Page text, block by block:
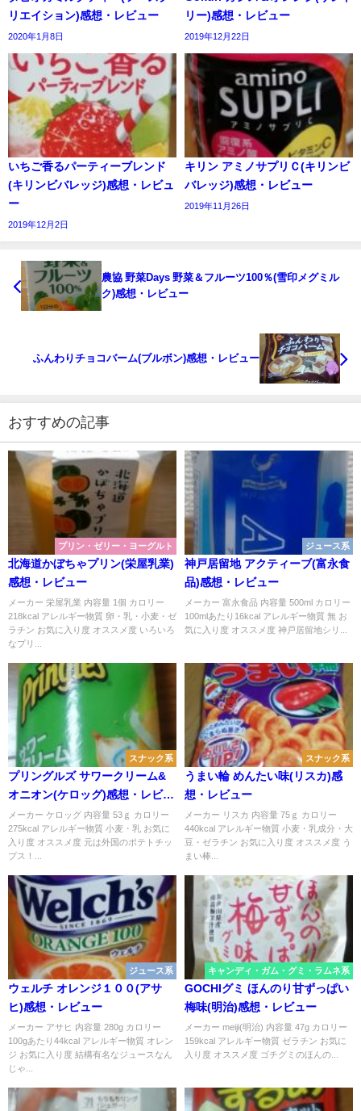
リエイション)感想・レビュー
2020年1月8日
リー)感想・レビュー
2019年12月22日
いちご香るパーティーブレンド
(キリンビバレッジ)感想・レビュ
ー
2019年12月2日
キリン アミノサプリＣ(キリンビ
バレッジ)感想・レビュー
2019年11月26日
農協 野菜Days 野菜＆フルーツ100％(雪印メグミル
ク)感想・レビュー
ふんわりチョコバーム(ブルボン)感想・レビュー
おすすめの記事
プリン・ゼリー・ヨーグルト
北海道かぼちゃプリン(栄屋乳業)
感想・レビュー
メーカー 栄屋乳業 内容量 1個 カロリー
218kcal アレルギー物質 卵・乳・小麦・ゼ
ラチン お気に入り度 オススメ度 いろいろ
なプリ...
ジュース系
神戸居留地 アクティーブ(富永食
品)感想・レビュー
メーカー 富永食品 内容量 500ml カロリー
100mlあたり16kcal アレルギー物質 無 お
気に入り度 オススメ度 神戸居留地シリ...
スナック系
プリングルズ サワークリーム&
オニオン(ケロッグ)感想・レビュ
ー
メーカー ケロッグ 内容量 53ｇ カロリー
275kcal アレルギー物質 小麦・乳 お気に
入り度 オススメ度 元は外国のポテトチッ
プス！...
スナック系
うまい輪 めんたい味(リスカ)感
想・レビュー
メーカー リスカ 内容量 75ｇ カロリー
440kcal アレルギー物質 小麦・乳成分・大
豆・ゼラチン お気に入り度 オススメ度 う
まい棒...
ジュース系
ウェルチ オレンジ１００(アサ
ヒ)感想・レビュー
メーカー アサヒ 内容量 280g カロリー
100gあたり44kcal アレルギー物質 オレン
ジ お気に入り度 結構有名なジュースなん
じゃ...
キャンディ・ガム・グミ・ラムネ系
GOCHIグミ ほんのり甘ずっぱい
梅味(明治)感想・レビュー
メーカー meiji(明治) 内容量 47g カロリー
159kcal アレルギー物質 ゼラチン お気に
入り度 オススメ度 ゴチグミのほんの...